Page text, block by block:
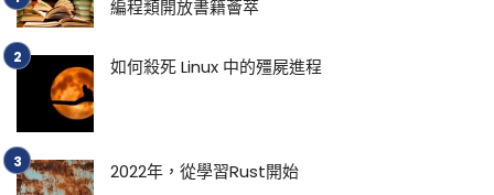
編程類開放書籍薈萃
如何殺死 Linux 中的殭屍進程
2022年，從學習Rust開始